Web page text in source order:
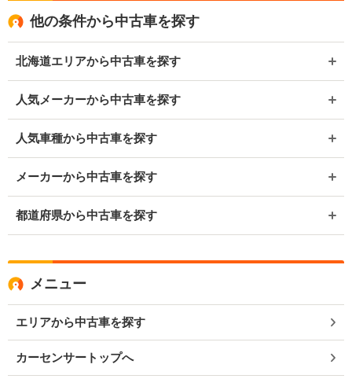
他の条件から中古車を探す
北海道エリアから中古車を探す
人気メーカーから中古車を探す
人気車種から中古車を探す
メーカーから中古車を探す
都道府県から中古車を探す
メニュー
エリアから中古車を探す
カーセンサートップへ